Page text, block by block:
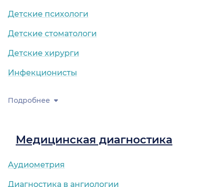
Детские психологи
Детские стоматологи
Детские хирурги
Инфекционисты
Подробнее
Медицинская диагностика
Аудиометрия
Диагностика в ангиологии